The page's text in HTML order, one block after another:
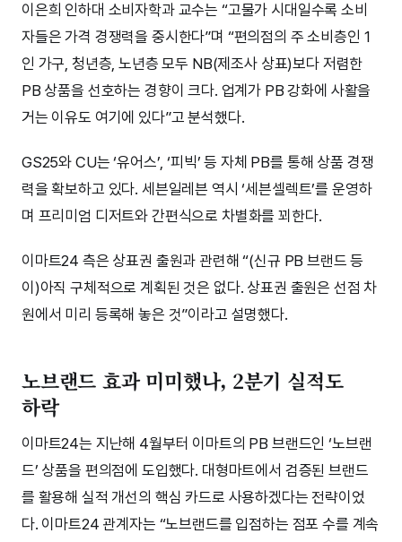
이은희 인하대 소비자학과 교수는 “고물가 시대일수록 소비
자들은 가격 경쟁력을 중시한다”며 “편의점의 주 소비층인 1
인 가구, 청년층, 노년층 모두 NB(제조사 상표)보다 저렴한
PB 상품을 선호하는 경향이 크다. 업계가 PB 강화에 사활을
거는 이유도 여기에 있다”고 분석했다.
GS25와 CU는 ‘유어스’, ‘피빅’ 등 자체 PB를 통해 상품 경쟁
력을 확보하고 있다. 세븐일레븐 역시 ‘세븐셀렉트’를 운영하
며 프리미엄 디저트와 간편식으로 차별화를 꾀한다.
이마트24 측은 상표권 출원과 관련해 “(신규 PB 브랜드 등
이)아직 구체적으로 계획된 것은 없다. 상표권 출원은 선점 차
원에서 미리 등록해 놓은 것”이라고 설명했다.
노브랜드 효과 미미했나, 2분기 실적도
하락
이마트24는 지난해 4월부터 이마트의 PB 브랜드인 ‘노브랜
드’ 상품을 편의점에 도입했다. 대형마트에서 검증된 브랜드
를 활용해 실적 개선의 핵심 카드로 사용하겠다는 전략이었
다. 이마트24 관계자는 “노브랜드를 입점하는 점포 수를 계속